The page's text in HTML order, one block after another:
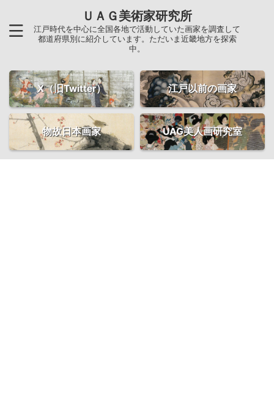
ＵＡＧ美術家研究所
江戸時代を中心に全国各地で活動していた画家を調査して
都道府県別に紹介しています。ただいま近畿地方を探索
中。
X（旧Twitter） 江戸以前の画家
物故日本画家 UAG美人画研究室